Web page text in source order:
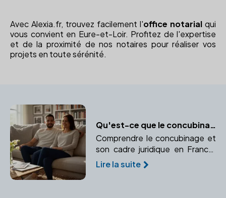
Avec Alexia.fr, trouvez facilement l'office notarial qui
vous convient en Eure-et-Loir. Profitez de l'expertise
et de la proximité de nos notaires pour réaliser vos
projets en toute sérénité.
Qu'est-ce que le concubinage ?
Comprendre le concubinage et
son cadre juridique en France.
Faites appel à un notaire pour
sécuriser votre situation.
Lire la suite